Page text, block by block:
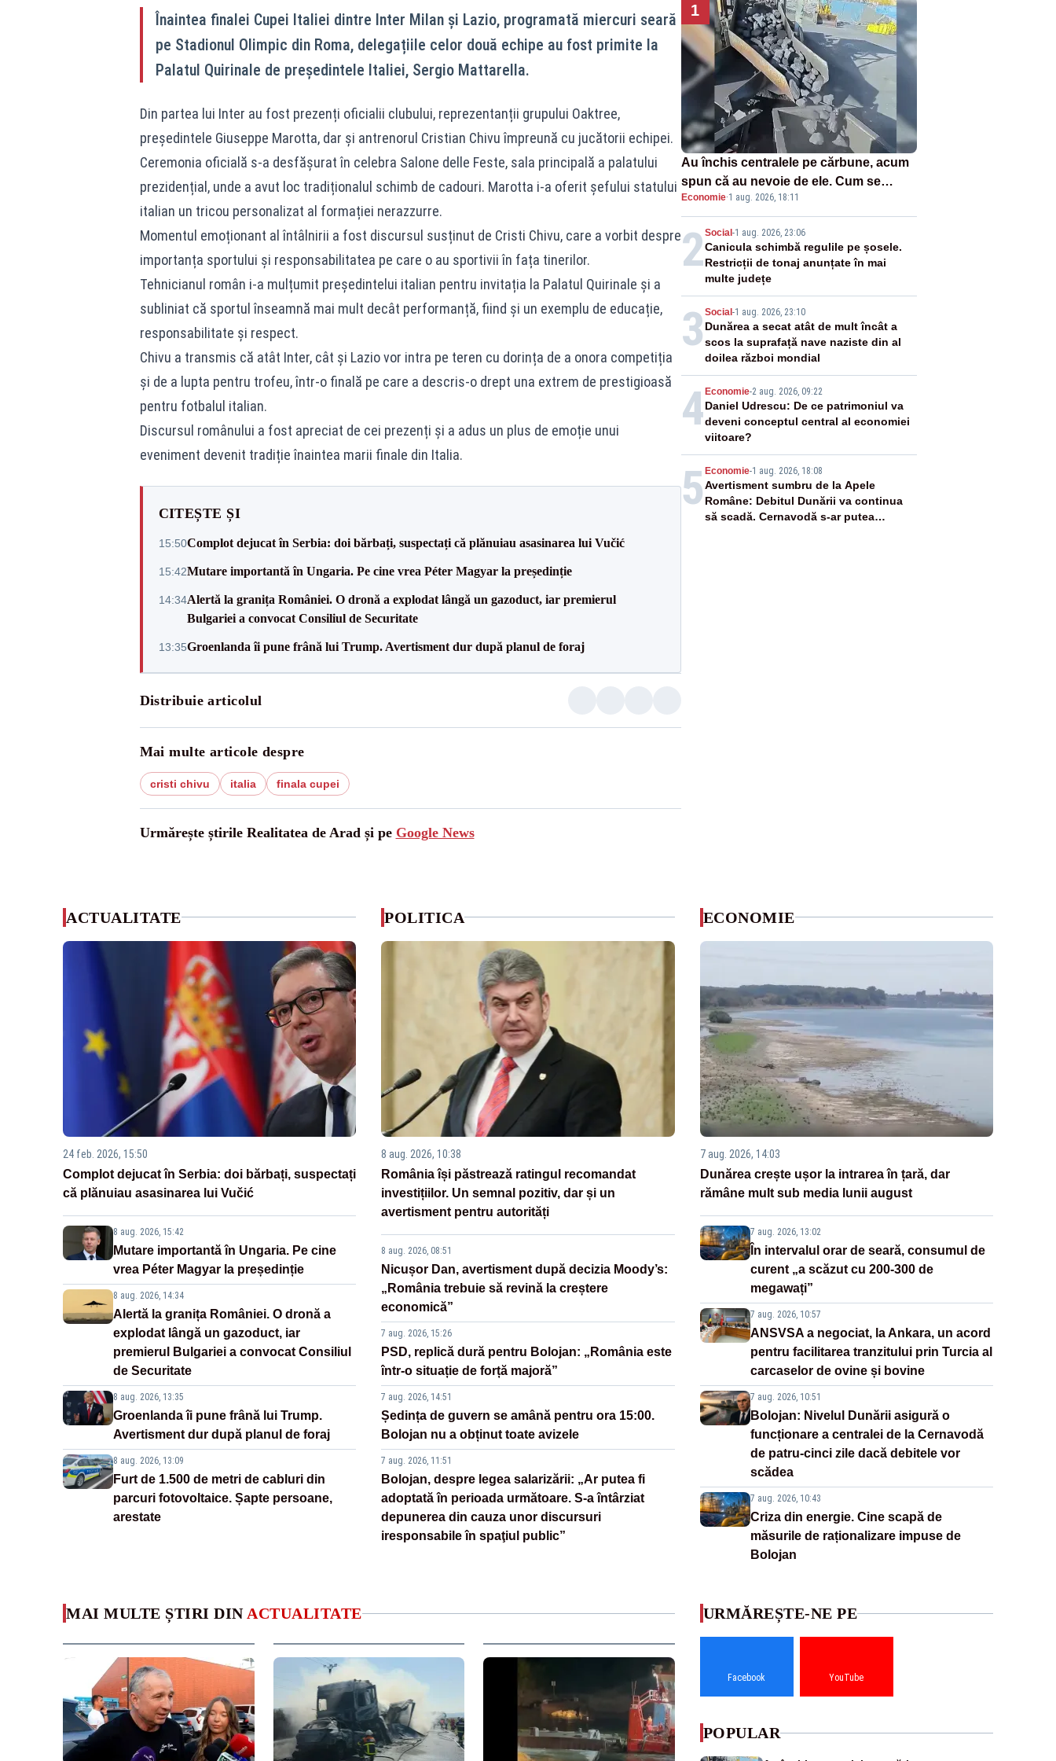
Înaintea finalei Cupei Italiei dintre Inter Milan și Lazio, programată miercuri seară
pe Stadionul Olimpic din Roma, delegațiile celor două echipe au fost primite la
Palatul Quirinale de președintele Italiei, Sergio Mattarella.
Din partea lui Inter au fost prezenți oficialii clubului, reprezentanții grupului Oaktree,
președintele Giuseppe Marotta, dar și antrenorul Cristian Chivu împreună cu jucătorii echipei.
Ceremonia oficială s-a desfășurat în celebra Salone delle Feste, sala principală a palatului
prezidențial, unde a avut loc tradiționalul schimb de cadouri. Marotta i-a oferit șefului statului
italian un tricou personalizat al formației nerazzurre.
Momentul emoționant al întâlnirii a fost discursul susținut de Cristi Chivu, care a vorbit despre
importanța sportului și responsabilitatea pe care o au sportivii în fața tinerilor.
Tehnicianul român i-a mulțumit președintelui italian pentru invitația la Palatul Quirinale și a
subliniat că sportul înseamnă mai mult decât performanță, fiind și un exemplu de educație,
responsabilitate și respect.
Chivu a transmis că atât Inter, cât și Lazio vor intra pe teren cu dorința de a onora competiția
și de a lupta pentru trofeu, într-o finală pe care a descris-o drept una extrem de prestigioasă
pentru fotbalul italian.
Discursul românului a fost apreciat de cei prezenți și a adus un plus de emoție unui
eveniment devenit tradiție înaintea marii finale din Italia.
CITEȘTE ȘI
15:50Complot dejucat în Serbia: doi bărbați, suspectați că plănuiau asasinarea lui Vučić
15:42Mutare importantă în Ungaria. Pe cine vrea Péter Magyar la președinție
14:34Alertă la granița României. O dronă a explodat lângă un gazoduct, iar premierul
Bulgariei a convocat Consiliul de Securitate
13:35Groenlanda îi pune frână lui Trump. Avertisment dur după planul de foraj
Distribuie articolul
Mai multe articole despre
cristi chivu italia finala cupei
Urmărește știrile Realitatea de Arad și pe Google News
1
Au închis centralele pe cărbune, acum
spun că au nevoie de ele. Cum se
pasează vina în plină criză energetică
Economie·1 aug. 2026, 18:11
2Social -1 aug. 2026, 23:06
Canicula schimbă regulile pe șosele.
Restricții de tonaj anunțate în mai
multe județe
3 Social -1 aug. 2026, 23:10
Dunărea a secat atât de mult încât a
scos la suprafață nave naziste din al
doilea război mondial
4 Economie-2 aug. 2026, 09:22
Daniel Udrescu: De ce patrimoniul va
deveni conceptul central al economiei
viitoare?
5 Economie-1 aug. 2026, 18:08
Avertisment sumbru de la Apele
Române: Debitul Dunării va continua
să scadă. Cernavodă s-ar putea
ACTUALITATE
24 feb. 2026, 15:50
Complot dejucat în Serbia: doi bărbați, suspectați
că plănuiau asasinarea lui Vučić
8 aug. 2026, 15:42
Mutare importantă în Ungaria. Pe cine
vrea Péter Magyar la președinție
8 aug. 2026, 14:34
Alertă la granița României. O dronă a
explodat lângă un gazoduct, iar
premierul Bulgariei a convocat Consiliul
de Securitate
8 aug. 2026, 13:35
Groenlanda îi pune frână lui Trump.
Avertisment dur după planul de foraj
8 aug. 2026, 13:09
Furt de 1.500 de metri de cabluri din
parcuri fotovoltaice. Șapte persoane,
arestate
POLITICA
8 aug. 2026, 10:38
România își păstrează ratingul recomandat
investițiilor. Un semnal pozitiv, dar și un
avertisment pentru autorități
8 aug. 2026, 08:51
Nicușor Dan, avertisment după decizia Moody’s:
„România trebuie să revină la creștere
economică”
7 aug. 2026, 15:26
PSD, replică dură pentru Bolojan: „România este
într-o situație de forță majoră”
7 aug. 2026, 14:51
Ședința de guvern se amână pentru ora 15:00.
Bolojan nu a obținut toate avizele
7 aug. 2026, 11:51
Bolojan, despre legea salarizării: „Ar putea fi
adoptată în perioada următoare. S-a întârziat
depunerea din cauza unor discursuri
iresponsabile în spaţiul public”
ECONOMIE
7 aug. 2026, 14:03
Dunărea crește ușor la intrarea în țară, dar
rămâne mult sub media lunii august
7 aug. 2026, 13:02
În intervalul orar de seară, consumul de
curent „a scăzut cu 200-300 de
megawați”
7 aug. 2026, 10:57
ANSVSA a negociat, la Ankara, un acord
pentru facilitarea tranzitului prin Turcia al
carcaselor de ovine și bovine
7 aug. 2026, 10:51
Bolojan: Nivelul Dunării asigură o
funcționare a centralei de la Cernavodă
de patru-cinci zile dacă debitele vor
scădea
7 aug. 2026, 10:43
Criza din energie. Cine scapă de
măsurile de raționalizare impuse de
Bolojan
MAI MULTE ȘTIRI DIN ACTUALITATE URMĂREȘTE-NE PE
Facebook YouTube
POPULAR